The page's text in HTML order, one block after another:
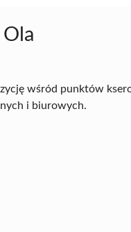
wśród punktów
i biurowych.